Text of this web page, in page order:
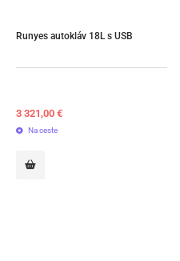
Runyes autokláv 18L s USB
3 321,00 €
Na ceste